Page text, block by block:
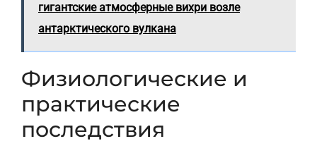
гигантские атмосферные вихри возле
антарктического вулкана
Физиологические и
практические
последствия